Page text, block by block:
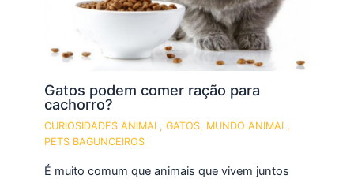
Gatos podem comer ração para
cachorro?
CURIOSIDADES ANIMAL,GATOS, MUNDO ANIMAL,
PETS BAGUNCEIROS
É muito comum que animais que vivem juntos